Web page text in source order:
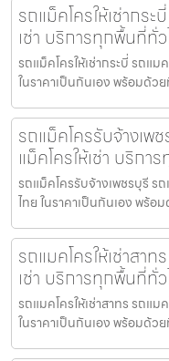
รถแม็คโครให้เช่ากร
เช่า บริการทุกพื้นที่ทั่
รถแม็คโครให้เช่ากระบี่ รถแม
ในราคาเป็นกันเอง พร้อมด้
รถแม็คโครรับจ้างเพ
แม็คโครให้เช่า บริก
รถแม็คโครรับจ้างเพชรบุรี ร
ไทย ในราคาเป็นกันเอง พร้
รถแมคโครให้เช่าสา
เช่า บริการทุกพื้นที่ทั่
รถแมคโครให้เช่าสาทร รถแม
ในราคาเป็นกันเอง พร้อมด้